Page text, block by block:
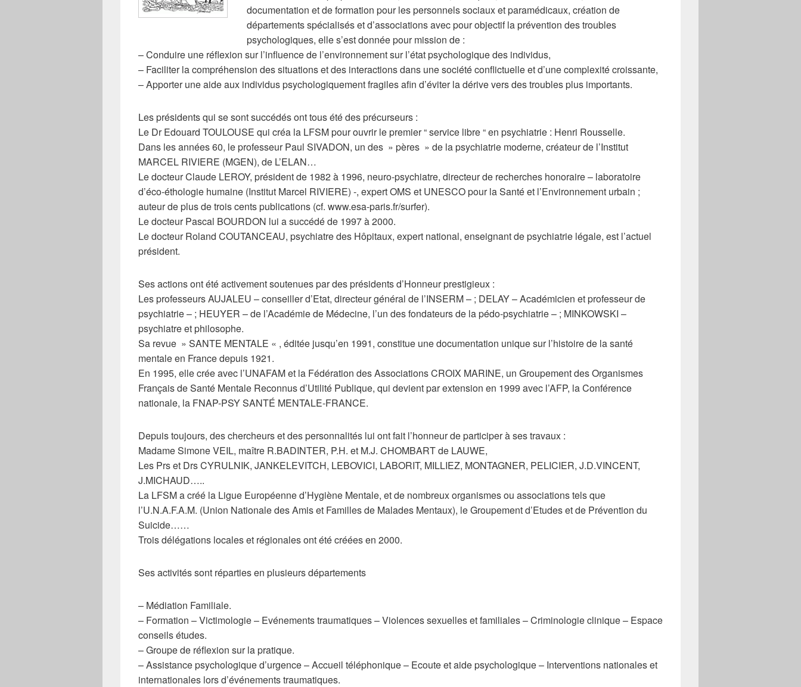
documentation et de formation pour les personnels sociaux et paramédicaux, création de
départements spécialisés et d’associations avec pour objectif la prévention des troubles
psychologiques, elle s’est donnée pour mission de :
– Conduire une réflexion sur l’influence de l’environnement sur l’état psychologique des individus,
– Faciliter la compréhension des situations et des interactions dans une société conflictuelle et d’une complexité croissante,
– Apporter une aide aux individus psychologiquement fragiles afin d’éviter la dérive vers des troubles plus importants.
Les présidents qui se sont succédés ont tous été des précurseurs :
Le Dr Edouard TOULOUSE qui créa la LFSM pour ouvrir le premier “ service libre “ en psychiatrie : Henri Rousselle.
Dans les années 60, le professeur Paul SIVADON, un des » pères » de la psychiatrie moderne, créateur de l’Institut
MARCEL RIVIERE (MGEN), de L’ELAN…
Le docteur Claude LEROY, président de 1982 à 1996, neuro-psychiatre, directeur de recherches honoraire – laboratoire
d’éco-éthologie humaine (Institut Marcel RIVIERE) -, expert OMS et UNESCO pour la Santé et l’Environnement urbain ;
auteur de plus de trois cents publications (cf. www.esa-paris.fr/surfer).
Le docteur Pascal BOURDON lui a succédé de 1997 à 2000.
Le docteur Roland COUTANCEAU, psychiatre des Hôpitaux, expert national, enseignant de psychiatrie légale, est l’actuel
président.
Ses actions ont été activement soutenues par des présidents d’Honneur prestigieux :
Les professeurs AUJALEU – conseiller d’Etat, directeur général de l’INSERM – ; DELAY – Académicien et professeur de
psychiatrie – ; HEUYER – de l’Académie de Médecine, l’un des fondateurs de la pédo-psychiatrie – ; MINKOWSKI –
psychiatre et philosophe.
Sa revue » SANTE MENTALE « , éditée jusqu’en 1991, constitue une documentation unique sur l’histoire de la santé
mentale en France depuis 1921.
En 1995, elle crée avec l’UNAFAM et la Fédération des Associations CROIX MARINE, un Groupement des Organismes
Français de Santé Mentale Reconnus d’Utilité Publique, qui devient par extension en 1999 avec l’AFP, la Conférence
nationale, la FNAP-PSY SANTÉ MENTALE-FRANCE.
Depuis toujours, des chercheurs et des personnalités lui ont fait l’honneur de participer à ses travaux :
Madame Simone VEIL, maître R.BADINTER, P.H. et M.J. CHOMBART de LAUWE,
Les Prs et Drs CYRULNIK, JANKELEVITCH, LEBOVICI, LABORIT, MILLIEZ, MONTAGNER, PELICIER, J.D.VINCENT,
J.MICHAUD…..
La LFSM a créé la Ligue Européenne d’Hygiène Mentale, et de nombreux organismes ou associations tels que
l’U.N.A.F.A.M. (Union Nationale des Amis et Familles de Malades Mentaux), le Groupement d’Etudes et de Prévention du
Suicide……
Trois délégations locales et régionales ont été créées en 2000.
Ses activités sont réparties en plusieurs départements
– Médiation Familiale.
– Formation – Victimologie – Evénements traumatiques – Violences sexuelles et familiales – Criminologie clinique – Espace
conseils études.
– Groupe de réflexion sur la pratique.
– Assistance psychologique d’urgence – Accueil téléphonique – Ecoute et aide psychologique – Interventions nationales et
internationales lors d’événements traumatiques.